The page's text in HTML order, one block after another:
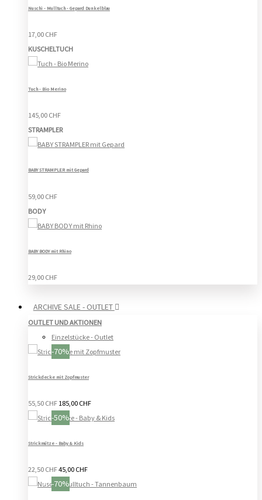
Nuschi - Mulltuch - Gepard Dunkelblau
17,00 CHF
KUSCHELTUCH
Tuch - Bio Merino
145,00 CHF
STRAMPLER
BABY STRAMPLER mit Gepard
59,00 CHF
BODY
BABY BODY mit Rhino
29,00 CHF
ARCHIVE SALE - OUTLET
OUTLET UND AKTIONEN
Einzelstücke - Outlet
-70%
Strickdecke mit Zopfmuster
55,50 CHF 185,00 CHF
-50%
Strickmütze - Baby & Kids
22,50 CHF45,00 CHF
-70%